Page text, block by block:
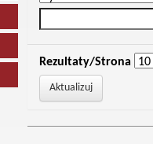
Rezultaty/Strona